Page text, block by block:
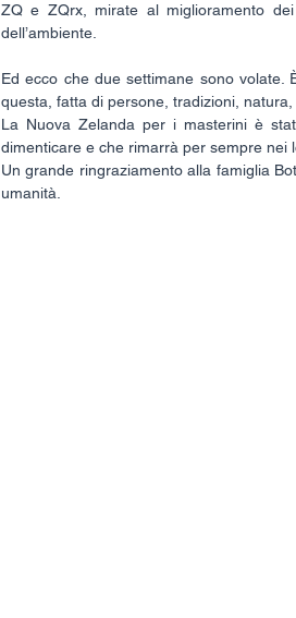
ZQ e ZQrx, mirate al miglioramento
dell’ambiente.
Ed ecco che due settimane sono volate.
questa, fatta di persone, tradizioni,
La Nuova Zelanda per i masterini è
dimenticare e che rimarrà per sempre nei
Un grande ringraziamento alla famiglia
umanità.